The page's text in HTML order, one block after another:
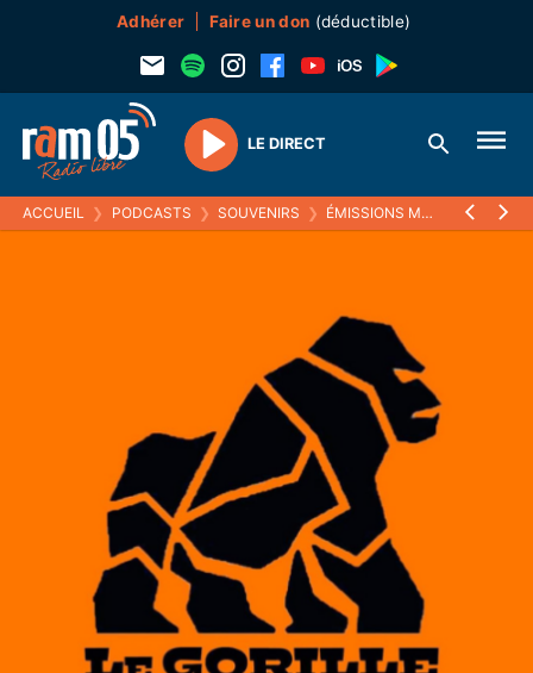
Adhérer Faire un don (déductible)
Play
LE DIRECT
ACCUEIL ❯ PODCASTS ❯ SOUVENIRS ❯ ÉMISSIONS MUSICALES (SOUVENIRS)